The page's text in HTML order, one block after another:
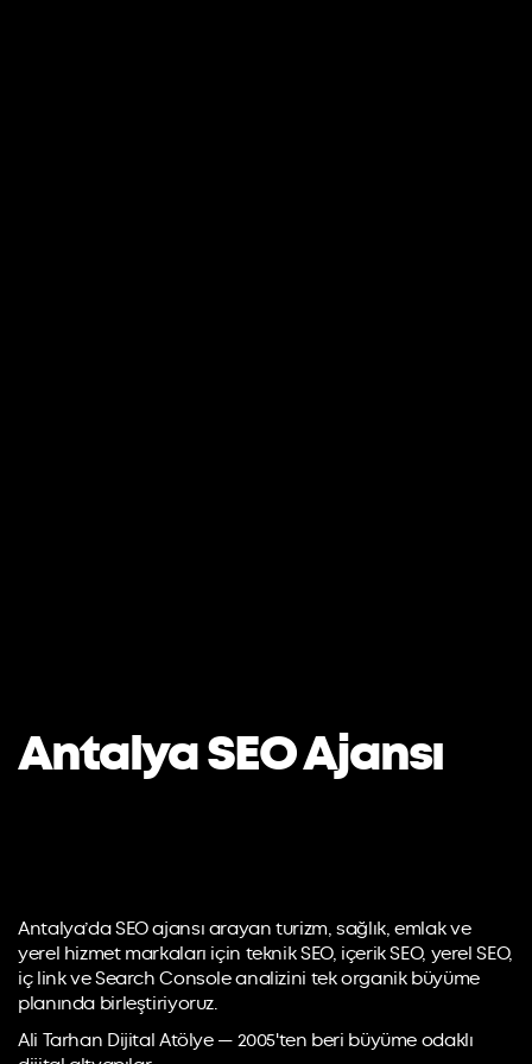
Antalya SEO Ajansı
Antalya’da SEO ajansı arayan turizm, sağlık, emlak ve
yerel hizmet markaları için teknik SEO, içerik SEO, yerel SEO,
iç link ve Search Console analizini tek organik büyüme
planında birleştiriyoruz.
Ali Tarhan Dijital Atölye — 2005'ten beri büyüme odaklı